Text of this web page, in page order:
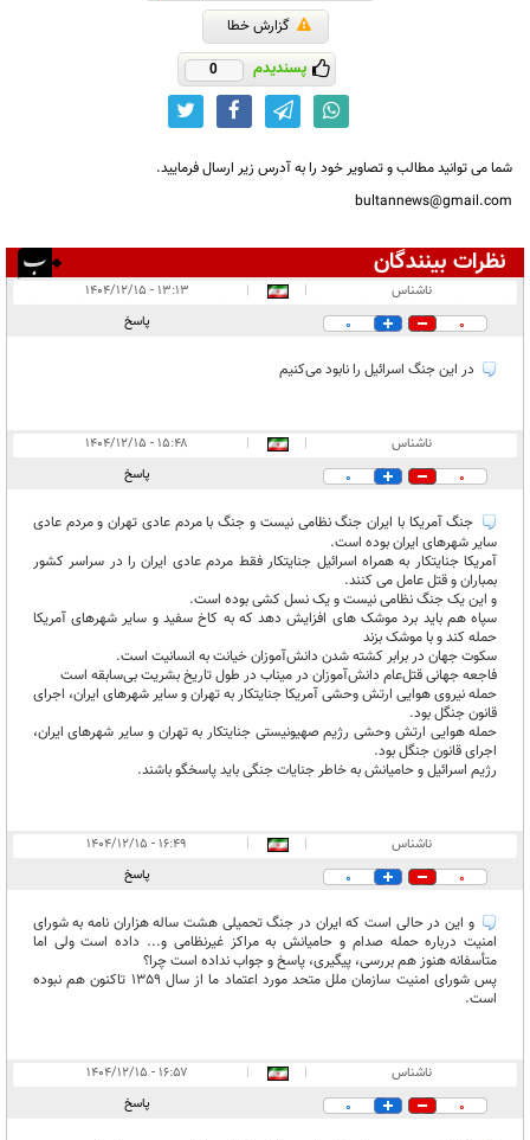
گزارش خطا
پسندیدم 0
شما می توانید مطالب و تصاویر خود را به آدرس زیر ارسال فرمایید.
bultannews@gmail.com
نظرات بینندگان
در انتظار بررسی:
ناشناس |
|
۱۳:۱۳ - ۱۴۰۴/۱۲/۱۵
0
0 پاسخ
در این جنگ اسرائیل را نابود می‌کنیم
ناشناس |
|
۱۵:۴۸ - ۱۴۰۴/۱۲/۱۵
0
0 پاسخ
جنگ آمریکا با ایران جنگ نظامی نیست و جنگ با مردم عادی تهران و مردم عادی
سایر شهرهای ایران بوده است.
آمریکا جنایتکار به همراه اسرائیل جنایتکار فقط مردم عادی ایران را در سراسر کشور
بمباران و قتل عامل می کنند.
و این یک جنگ نظامی نیست و یک نسل کشی بوده است.
سپاه هم باید برد موشک های افزایش دهد که به کاخ سفید و سایر شهرهای آمریکا
حمله کند و با موشک بزند
سکوت جهان در برابر کشته شدن دانش‌آموزان خیانت به انسانیت است.
فاجعه جهانی قتل‌عام دانش‌آموزان در میناب در طول تاریخ بشریت بی‌سابقه است
حمله نیروی هوایی ارتش وحشی آمریکا جنایتکار به تهران و سایر شهرهای ایران، اجرای
قانون جنگل بود.
حمله هوایی ارتش وحشی رژیم صهیونیستی جنایتکار به تهران و سایر شهرهای ایران،
اجرای قانون جنگل بود.
رژیم اسرائیل و حامیانش به خاطر جنایات جنگی باید پاسخگو باشند.
ناشناس |
|
۱۶:۴۹ - ۱۴۰۴/۱۲/۱۵
0
0 پاسخ
و این در حالی است که ایران در جنگ تحمیلی هشت ساله هزاران نامه به شورای
امنیت درباره حمله صدام و حامیانش به مراکز غیرنظامی و... داده است ولی اما
متأسفانه هنوز هم بررسی، پیگیری، پاسخ و جواب نداده است چرا؟
پس شورای امنیت سازمان ملل متحد مورد اعتماد ما از سال 1359 تاکنون هم نبوده
است.
ناشناس |
|
۱۶:۵۷ - ۱۴۰۴/۱۲/۱۵
0
0 پاسخ